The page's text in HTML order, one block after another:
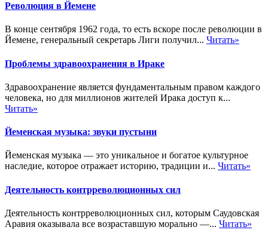
Революция в Йемене
В конце сентября 1962 года, то есть вскоре после революции в
Йемене, генеральный секретарь Лиги получил... Читать»
Проблемы здравоохранения в Ираке
Здравоохранение является фундаментальным правом каждого
человека, но для миллионов жителей Ирака доступ к...
Читать»
Йеменская музыка: звуки пустыни
Йеменская музыка — это уникальное и богатое культурное
наследие, которое отражает историю, традиции и... Читать»
Деятельность контрреволюционных сил
Деятельность контрреволюционных сил, которым Саудовская
Аравия оказывала все возраставшую морально —... Читать»